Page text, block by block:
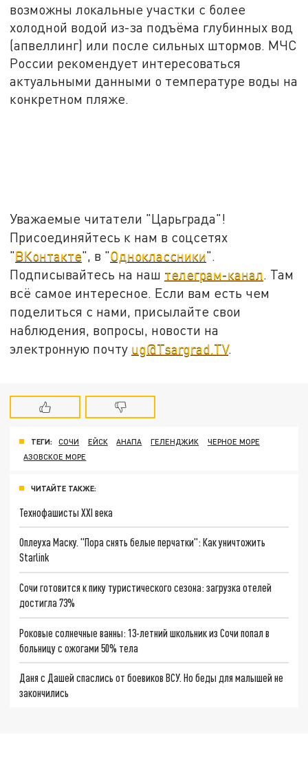
возможны локальные участки с более
холодной водой из-за подъёма глубинных вод
(апвеллинг) или после сильных штормов. МЧС
России рекомендует интересоваться
актуальными данными о температуре воды на
конкретном пляже.
Уважаемые читатели "Царьграда"!
Присоединяйтесь к нам в соцсетях
"ВКонтакте", в "Одноклассники".
Подписывайтесь на наш телеграм-канал. Там
всё самое интересное. Если вам есть чем
поделиться с нами, присылайте свои
наблюдения, вопросы, новости на
электронную почту ug@Tsargrad.TV.
ТЕГИ: СОЧИ ЕЙСК АНАПА ГЕЛЕНДЖИК
ЧЕРНОЕ МОРЕ
АЗОВСКОЕ МОРЕ
ЧИТАЙТЕ ТАКЖЕ:
Технофашисты XXI века
Оплеуха Маску. "Пора снять белые перчатки": Как уничтожить
Starlink
Сочи готовится к пику туристического сезона: загрузка отелей
достигла 73%
Роковые солнечные ванны: 13-летний школьник из Сочи попал в
больницу с ожогами 50% тела
Даня с Дашей спаслись от боевиков ВСУ. Но беды для малышей не
закончились